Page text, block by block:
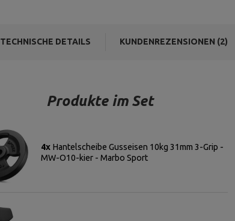
TECHNISCHE DETAILS KUNDENREZENSIONEN (2)
Produkte im Set
4x Hantelscheibe Gusseisen 10kg 31mm 3-Grip -
MW-O10-kier - Marbo Sport